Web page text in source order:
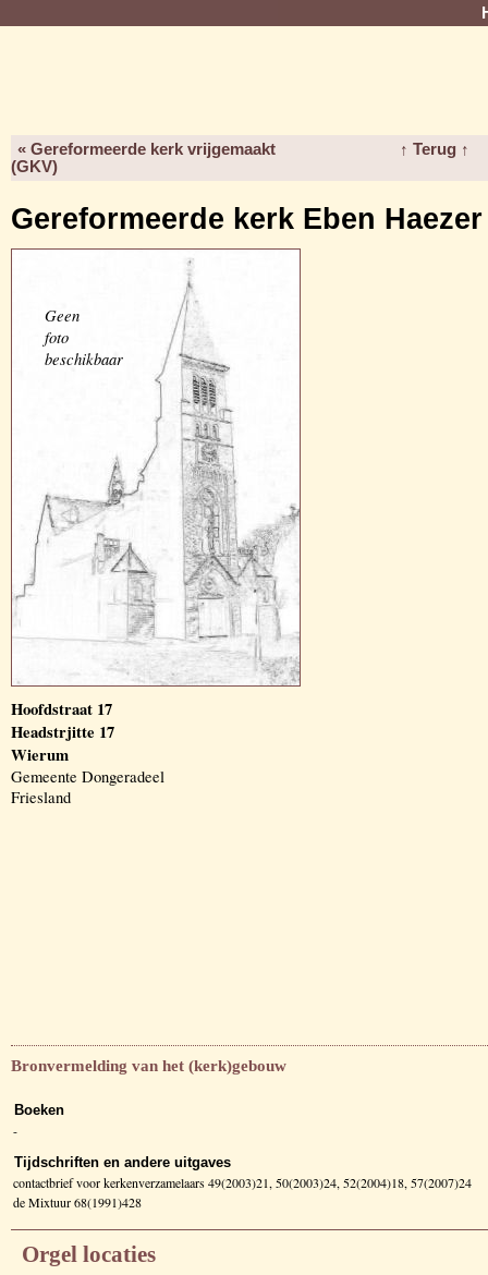
« Gereformeerde kerk vrijgemaakt
(GKV)
↑ Terug ↑
Gereformeerde kerk Eben Haezer
Geen
foto
beschikbaar
Hoofdstraat 17
Headstrjitte 17
Wierum
Gemeente Dongeradeel
Friesland
Bronvermelding van het (kerk)gebouw
Boeken
-
Tijdschriften en andere uitgaves
contactbrief voor kerkenverzamelaars 49(2003)21, 50(2003)24, 52(2004)18, 57(2007)24
de Mixtuur 68(1991)428
Orgel locaties